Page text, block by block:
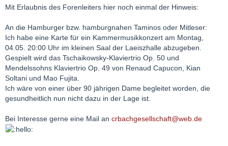
Mit Erlaubnis des Forenleiters hier noch einmal der Hinweis:
An die Hamburger bzw. hamburgnahen Taminos oder Mitleser:
Ich habe eine Karte für ein Kammermusikkonzert am Montag,
04.05. 20:00 Uhr im kleinen Saal der Laeiszhalle abzugeben.
Gespielt wird das Tschaikowsky-Klaviertrio Op. 50 und
Mendelssohns Klaviertrio Op. 49 von Renaud Capucon, Kian
Soltani und Mao Fujita.
Ich wäre von einer über 90 jährigen Dame begleitet worden, die
gesundheitlich nun nicht dazu in der Lage ist.
Bei Interesse gerne eine Mail an crbachgesellschaft@web.de